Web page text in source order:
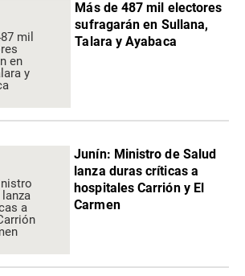
Más de 487 mil electores
sufragarán en Sullana,
Talara y Ayabaca
Junín: Ministro de Salud
lanza duras críticas a
hospitales Carrión y El
Carmen